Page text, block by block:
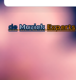
de Muziek Experts